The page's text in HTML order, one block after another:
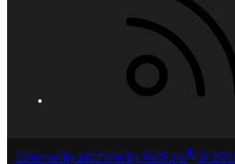
Community platform by XenForo® ©